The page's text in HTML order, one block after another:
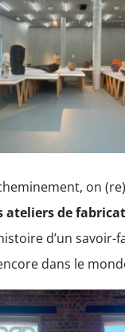
on
ateliers de
d’un savoir-
dans le